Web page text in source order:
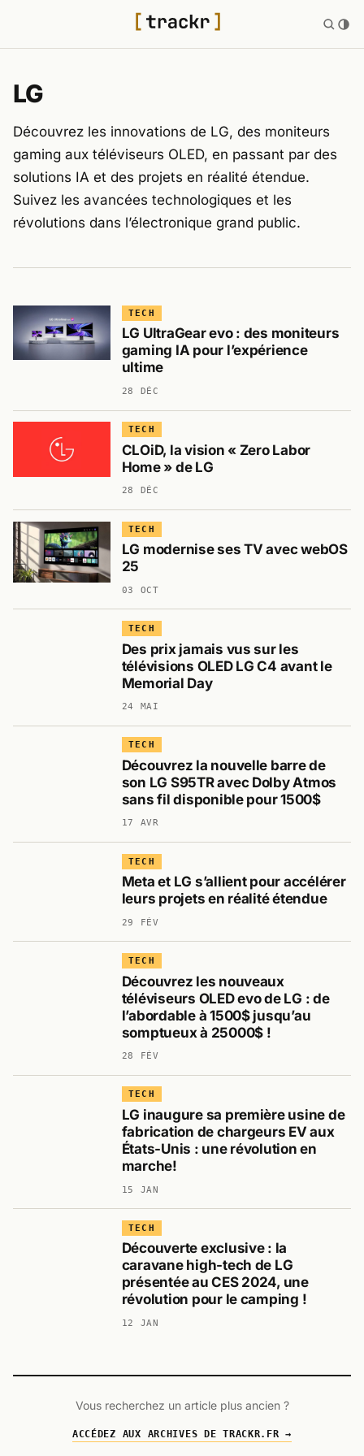
LG
Découvrez les innovations de LG, des moniteurs
gaming aux téléviseurs OLED, en passant par des
solutions IA et des projets en réalité étendue.
Suivez les avancées technologiques et les
révolutions dans l’électronique grand public.
TECH
LG UltraGear evo : des moniteurs
gaming IA pour l’expérience
ultime
28 DÉC
TECH
CLOiD, la vision « Zero Labor
Home » de LG
28 DÉC
TECH
LG modernise ses TV avec webOS
25
03 OCT
TECH
Des prix jamais vus sur les
télévisions OLED LG C4 avant le
Memorial Day
24 MAI
TECH
Découvrez la nouvelle barre de
son LG S95TR avec Dolby Atmos
sans fil disponible pour 1500$
17 AVR
TECH
Meta et LG s’allient pour accélérer
leurs projets en réalité étendue
29 FÉV
TECH
Découvrez les nouveaux
téléviseurs OLED evo de LG : de
l’abordable à 1500$ jusqu’au
somptueux à 25000$ !
28 FÉV
TECH
LG inaugure sa première usine de
fabrication de chargeurs EV aux
États-Unis : une révolution en
marche!
15 JAN
TECH
Découverte exclusive : la
caravane high-tech de LG
présentée au CES 2024, une
révolution pour le camping !
12 JAN
Vous recherchez un article plus ancien ?
ACCÉDEZ AUX ARCHIVES DE TRACKR.FR →